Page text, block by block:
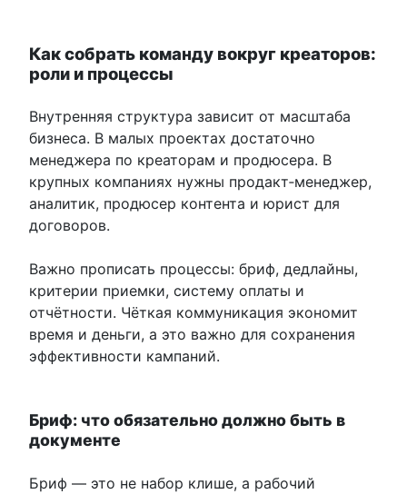
Как собрать команду вокруг креаторов:
роли и процессы
Внутренняя структура зависит от масштаба
бизнеса. В малых проектах достаточно
менеджера по креаторам и продюсера. В
крупных компаниях нужны продакт‑менеджер,
аналитик, продюсер контента и юрист для
договоров.
Важно прописать процессы: бриф, дедлайны,
критерии приемки, систему оплаты и
отчётности. Чёткая коммуникация экономит
время и деньги, а это важно для сохранения
эффективности кампаний.
Бриф: что обязательно должно быть в
документе
Бриф — это не набор клише, а рабочий